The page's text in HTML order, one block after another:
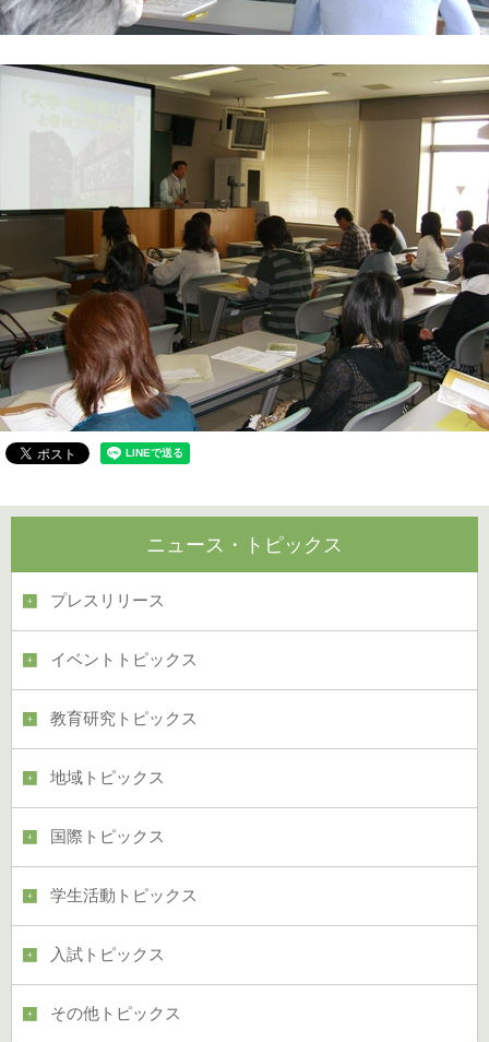
ニュース・トピックス
プレスリリース
イベントトピックス
教育研究トピックス
地域トピックス
国際トピックス
学生活動トピックス
入試トピックス
その他トピックス